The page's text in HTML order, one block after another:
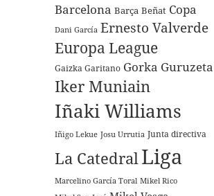
Barcelona Barça Beñat Copa
Dani García Ernesto Valverde
Europa League
Gaizka Garitano Gorka Guruzeta
Iker Muniain
Iñaki Williams
Iñigo Lekue Josu Urrutia Junta directiva
La CatedralLiga
Marcelino García Toral Mikel Rico